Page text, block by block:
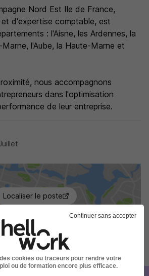
Nord Est Ile de France,
d'expertise comptable, est
: l'Aisne, les Ardennes, la
l'Aube, la Haute-Marne et
nous accompagnons
dans l'optimisation
de leur entreprise.
Localiser le poste
Réf : foph5sqn6x
Continuer sans accepter
cookies ou traceurs pour rendre votre
ou de formation encore plus efficace.